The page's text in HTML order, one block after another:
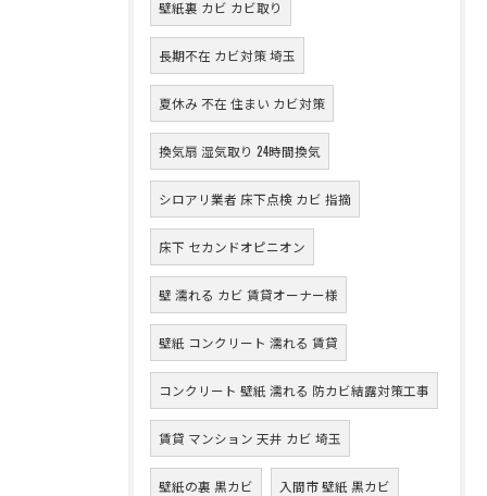
壁紙裏 カビ カビ取り
長期不在 カビ対策 埼玉
夏休み 不在 住まい カビ対策
換気扇 湿気取り 24時間換気
シロアリ業者 床下点検 カビ 指摘
床下 セカンドオピニオン
壁 濡れる カビ 賃貸オーナー様
壁紙 コンクリート 濡れる 賃貸
コンクリート 壁紙 濡れる 防カビ結露対策工事
賃貸 マンション 天井 カビ 埼玉
壁紙の裏 黒カビ 入間市 壁紙 黒カビ